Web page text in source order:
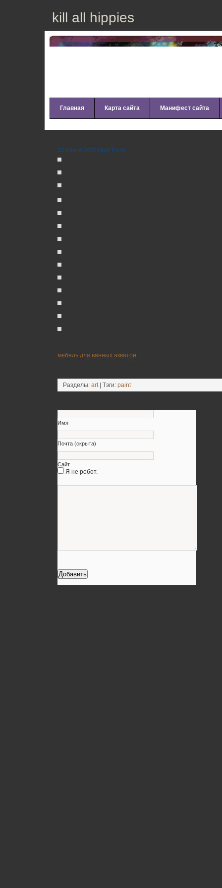
kill all hippies
Главная Карта сайта Манифест сайта
23 апреля 2009 hippy friend
мебель для ванных акватон
Разделы: art| Тэги: paint
Имя
Почта (скрыта)
Сайт
Я не робот.